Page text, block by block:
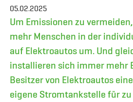
05.02.2025
Um Emissionen zu
mehr Menschen in der
auf Elektroautos um. Und
installieren sich immer mehr
Besitzer von Elektroautos
eigene Stromtankstelle für zu